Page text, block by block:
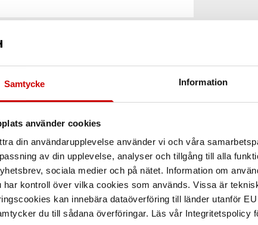
Samtycke Information
använder cookies
din användarupplevelse använder vi och våra
av din upplevelse, analyser och tillgång till alla
sociala medier och på nätet. Information om
har kontroll över vilka cookies som används. Vissa är
kan innebära dataöverföring till länder utanför
du till sådana överföringar. Läs vår Integritetspolicy